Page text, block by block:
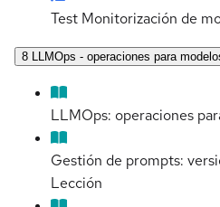
Test Monitorización de
8 LLMOps - operaciones para
LLMOps: operaciones
Gestión de prompts:
Lección